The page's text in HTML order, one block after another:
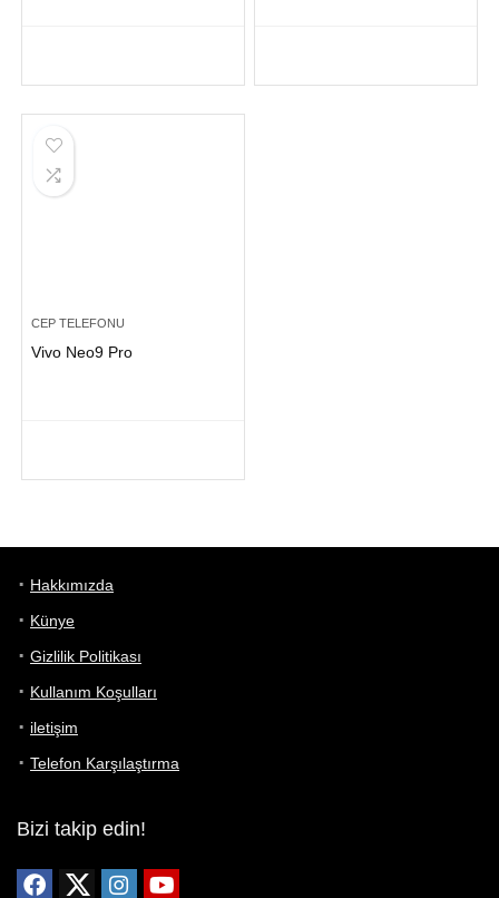
CEP TELEFONU
Vivo Neo9 Pro
Hakkımızda
Künye
Gizlilik Politikası
Kullanım Koşulları
iletişim
Telefon Karşılaştırma
Bizi takip edin!